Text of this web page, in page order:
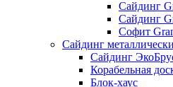
Сайдинг
Сайдинг
Софит
Сайдинг
Сайдинг
Корабельная
Блок-хаус